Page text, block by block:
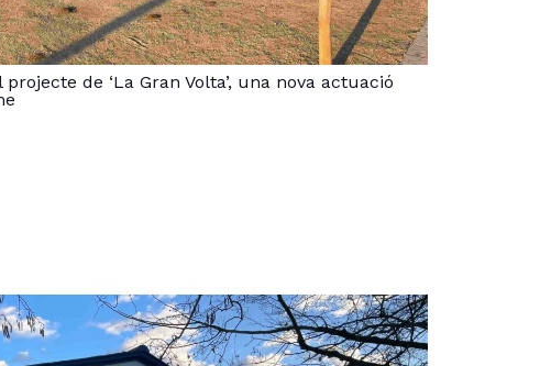
de ‘La Gran Volta’, una nova actuació